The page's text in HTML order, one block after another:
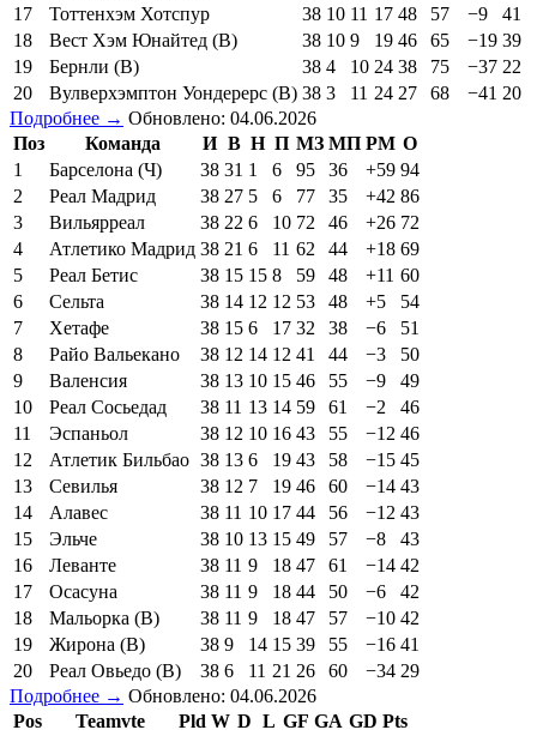
17
Тоттенхэм Хотспур 38 10 11 17 48 57 −9
41
18
Вест Хэм Юнайтед (В) 38 10 9 19 46 65 −19 39
19
Бернли (В) 38 4 10 24 38 75 −37 22
20
Вулверхэмптон Уондерерс (В) 38 3 11 24 27 68 −41 20
Подробнее → Обновлено: 04.06.2026
Поз
Команда И В Н П МЗ МП РМ О
1
Барселона (Ч) 38 31 1 6 95 36 +59 94
2
Реал Мадрид 38 27 5 6 77 35 +42 86
3
Вильярреал 38 22 6 10 72 46 +26 72
4
Атлетико Мадрид 38 21 6 11 62 44 +18 69
5
Реал Бетис 38 15 15 8 59 48 +11 60
6
Сельта 38 14 12 12 53 48 +5
54
7
Хетафе 38 15 6 17 32 38 −6
51
8
Райо Вальекано 38 12 14 12 41 44 −3
50
9
Валенсия 38 13 10 15 46 55 −9
49
10
Реал Сосьедад 38 11 13 14 59 61 −2
46
11
Эспаньол 38 12 10 16 43 55 −12 46
12
Атлетик Бильбао 38 13 6 19 43 58 −15 45
13
Севилья 38 12 7 19 46 60 −14 43
14
Алавес 38 11 10 17 44 56 −12 43
15
Эльче 38 10 13 15 49 57 −8
43
16
Леванте 38 11 9 18 47 61 −14 42
17
Осасуна 38 11 9 18 44 50 −6
42
18
Мальорка (В) 38 11 9 18 47 57 −10 42
19
Жирона (В) 38 9 14 15 39 55 −16 41
20
Реал Овьедо (В) 38 6 11 21 26 60 −34 29
Подробнее → Обновлено: 04.06.2026
Pos
Teamvte Pld W D L GF GA GD Pts